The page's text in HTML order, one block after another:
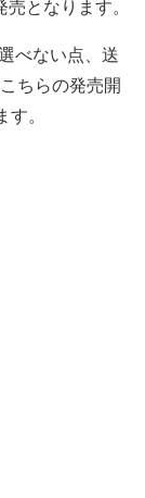
となります。
べない点、送
ちらの発売開
。